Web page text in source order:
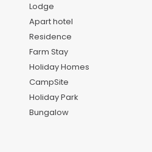
Lodge
Apart hotel
Residence
Farm Stay
Holiday Homes
CampSite
Holiday Park
Bungalow